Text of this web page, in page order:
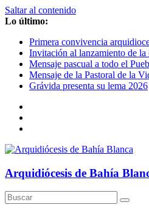
Saltar al contenido
Lo último:
Primera convivencia
Invitación al lanzamiento de la
Mensaje pascual a todo el
Mensaje de la Pastoral de la
Grávida presenta su lema 2026
Arquidiócesis de Bahía